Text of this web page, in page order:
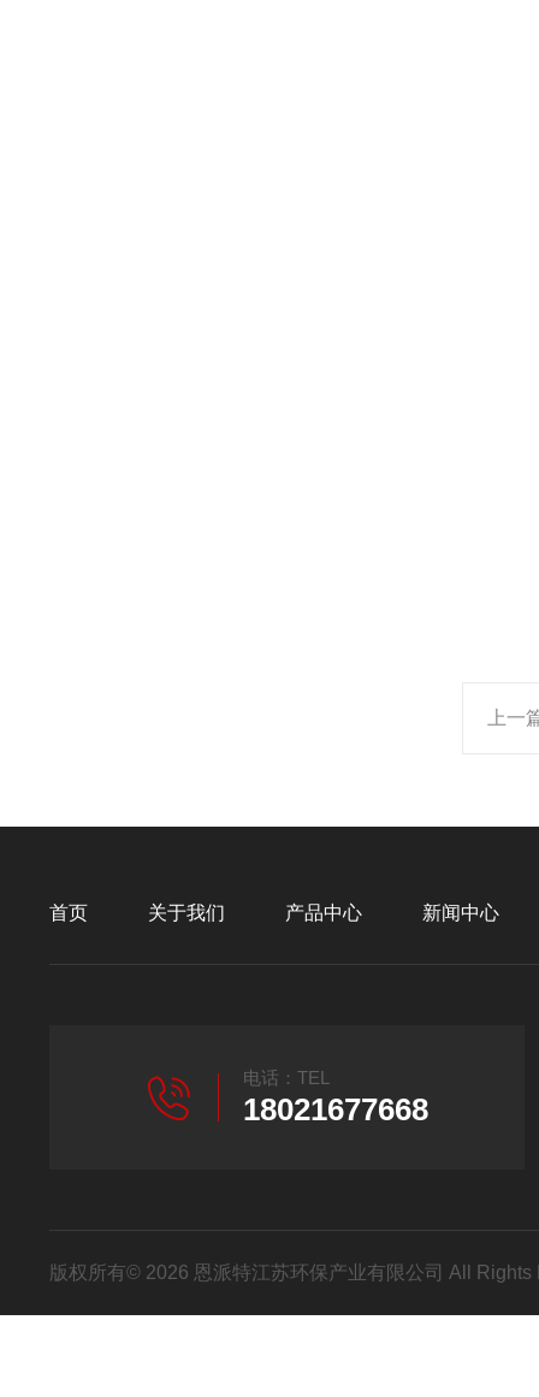
上一
首页 关于我们 产品中心 新闻中心
电话：TEL
18021677668
版权所有© 2026 恩派特江苏环保产业有限公司 All